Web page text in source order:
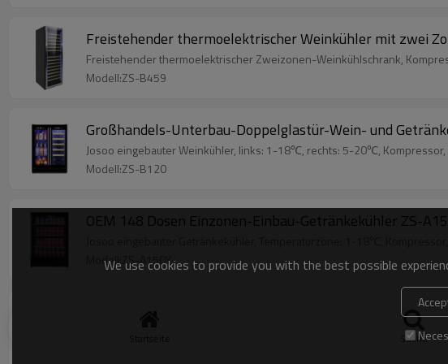
Freistehender thermoelektrischer Weinkühler mit zwei
Freistehender thermoelektrischer Zweizonen-Weinkühlschrank,
Modell:ZS-B459
Großhandels-Unterbau-Doppelglastür-Wein- und
Josoo eingebauter Weinkühler, links: 1-18℃, rechts: 5-20℃, Kompressor,
Modell:ZS-B120
OEM 148 Dosen Einzonen-Einbau-Getränkekühler ZS-
Josoo eingebauter Getränkekühler, Temperaturzone: 1-18℃,
Modell:ZS-A150Y
Freistehender Großhandelsweinkeller ZS-A90 für die
Freistehender Einzonen-Weinkühlschrank, konstante Temperatur und
Suche
We use cookies to provide you with the best possible